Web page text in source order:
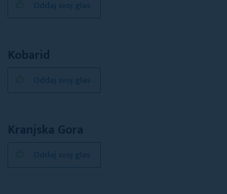
Oddaj svoj glas
Kobarid
Oddaj svoj glas
Kranjska Gora
Oddaj svoj glas